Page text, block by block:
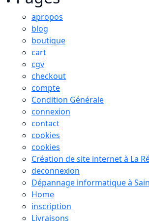
apropos
blog
boutique
cart
cgv
checkout
compte
Condition Générale
connexion
contact
cookies
cookies
Création de site internet à La
deconnexion
Dépannage informatique à
Home
inscription
Livraisons